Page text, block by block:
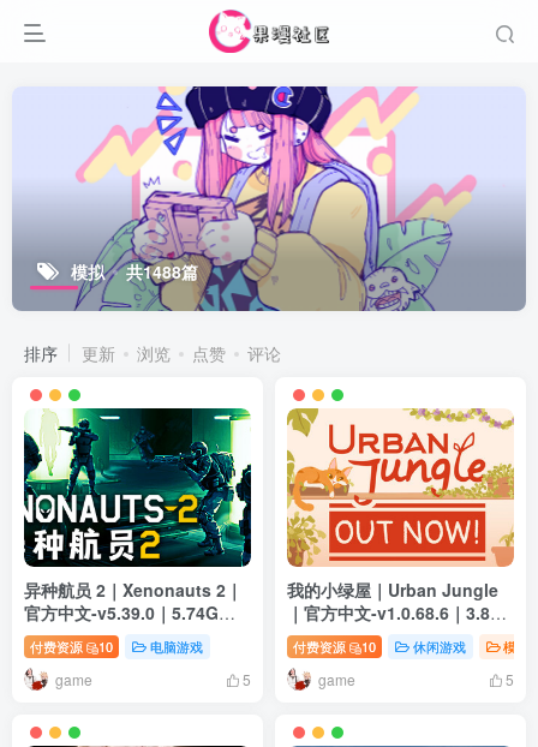
模拟 共1488篇
排序 更新 浏览 点赞 评论
异种航员 2｜Xenonauts 2｜
官方中文-v5.39.0｜5.74G｜
免安装
付费资源 10 电脑游戏
game 5
我的小绿屋｜Urban Jungle
｜官方中文-v1.0.68.6｜3.84G
｜免安装
付费资源 10 休闲游戏 模拟
game 5